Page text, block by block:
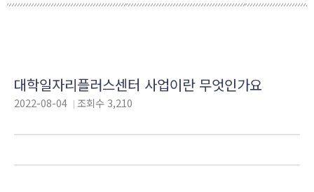
대학일자리플러스센터 사업이란 무엇인가요
2022-08-04 조회수 3,210